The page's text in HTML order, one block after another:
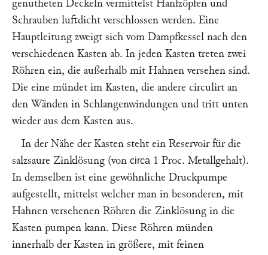
genutheten Deckeln vermittelst Hanfzöpfen und
Schrauben luftdicht verschlossen werden. Eine
Hauptleitung zweigt sich vom Dampfkessel nach den
verschiedenen Kasten ab. In jeden Kasten treten zwei
Röhren ein, die außerhalb mit Hahnen versehen sind.
Die eine mündet im Kasten, die andere circulirt an
den Wänden in Schlangenwindungen und tritt unten
wieder aus dem Kasten aus.
In der Nähe der Kasten steht ein Reservoir für die
salzsaure Zinklösung (von circa 1 Proc. Metallgehalt).
In demselben ist eine gewöhnliche Druckpumpe
aufgestellt, mittelst welcher man in besonderen, mit
Hahnen versehenen Röhren die Zinklösung in die
Kasten pumpen kann. Diese Röhren münden
innerhalb der Kasten in größere, mit feinen